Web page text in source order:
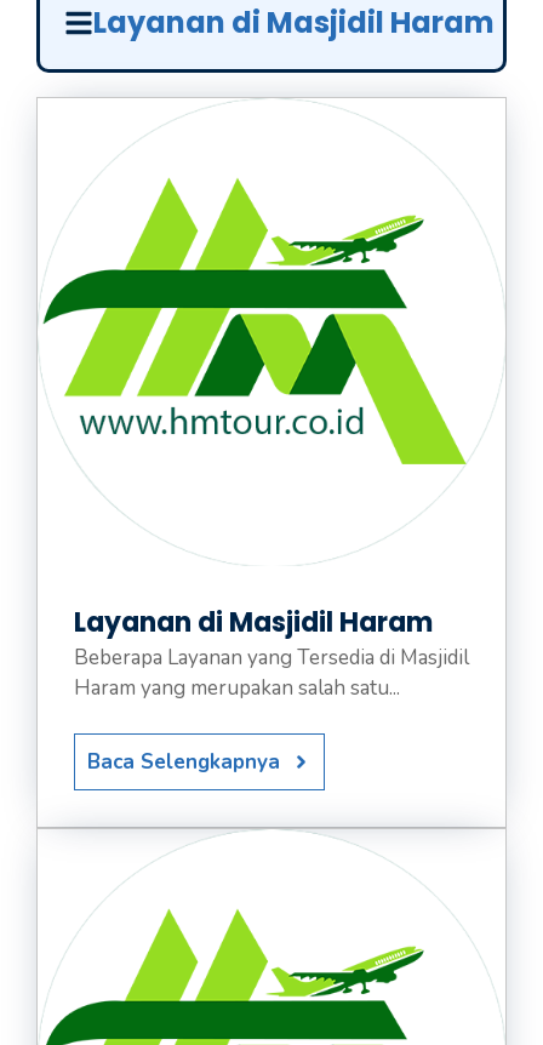
Layanan di Masjidil Haram
Layanan di Masjidil Haram
Beberapa Layanan yang Tersedia di Masjidil
Haram yang merupakan salah satu...
Baca Selengkapnya